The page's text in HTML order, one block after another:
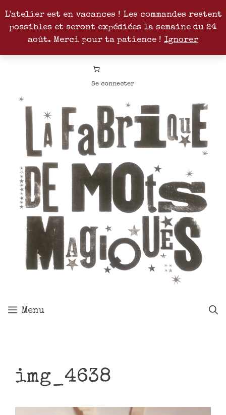
L'atelier est en vacances ! Les commandes restent
possibles et seront expédiées la semaine du 24
août. Merci pour ta patience ! Ignorer
InstagramPinterest Patreon
Se connecter
Menu
img_4638